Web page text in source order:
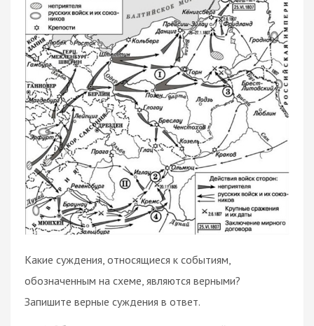
Какие суждения, относящиеся к событиям,
обозначенным на схеме, являются верными?
Запишите верные суждения в ответ.